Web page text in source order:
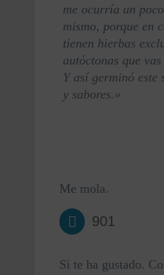
me ocurría un
mismo, porque en
tienen hierbas
autóctonas que
Y así germinó este
y sabores.»
Me mola.
901
Si te ha gustado.